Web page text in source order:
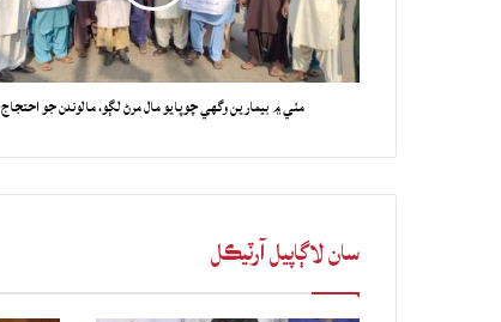
مٺي ۾ بيمارين وگهي چوپايو مال مرڻ لڳو، مالوندن جو احتجاج
سان لاڳاپيل آرٽيڪل